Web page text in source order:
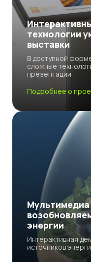
технологии
выставки
В доступной
сложные
презентации
Подробнее о
энергии
Интерактивная
источников